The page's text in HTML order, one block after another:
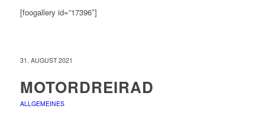
[foogallery id=”17396″]
31. AUGUST 2021
MOTORDREIRAD
ALLGEMEINES